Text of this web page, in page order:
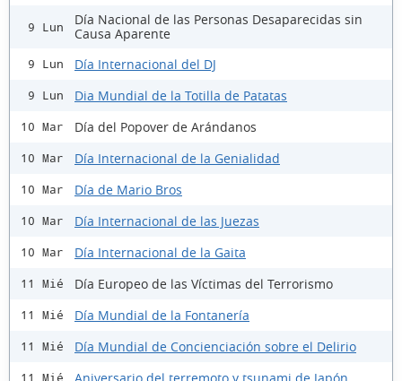
9 Lun
Día Nacional de las Personas Desaparecidas sin
Causa Aparente
9 Lun Día Internacional del DJ
9 Lun Dia Mundial de la Totilla de Patatas
10 Mar Día del Popover de Arándanos
10 Mar Día Internacional de la Genialidad
10 Mar Día de Mario Bros
10 Mar Día Internacional de las Juezas
10 Mar Día Internacional de la Gaita
11 Mié Día Europeo de las Víctimas del Terrorismo
11 Mié Día Mundial de la Fontanería
11 Mié Día Mundial de Concienciación sobre el Delirio
11 Mié